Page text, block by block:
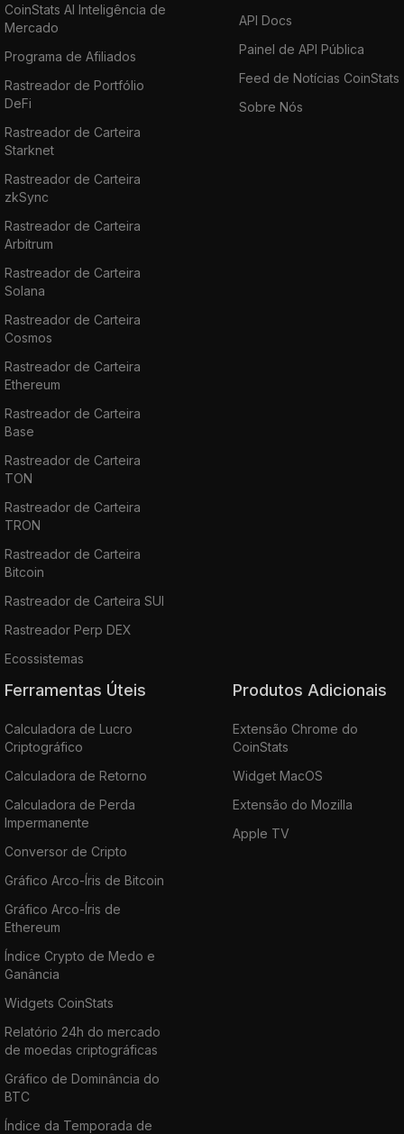
CoinStats AI Inteligência de
Mercado
Programa de Afiliados
Rastreador de Portfólio
DeFi
Rastreador de Carteira
Starknet
Rastreador de Carteira
zkSync
Rastreador de Carteira
Arbitrum
Rastreador de Carteira
Solana
Rastreador de Carteira
Cosmos
Rastreador de Carteira
Ethereum
Rastreador de Carteira
Base
Rastreador de Carteira
TON
Rastreador de Carteira
TRON
Rastreador de Carteira
Bitcoin
Rastreador de Carteira SUI
Rastreador Perp DEX
Ecossistemas
API Docs
Painel de API Pública
Feed de Notícias CoinStats
Sobre Nós
Ferramentas Úteis
Calculadora de Lucro
Criptográfico
Calculadora de Retorno
Calculadora de Perda
Impermanente
Conversor de Cripto
Gráfico Arco-Íris de Bitcoin
Gráfico Arco-Íris de
Ethereum
Índice Crypto de Medo e
Ganância
Widgets CoinStats
Relatório 24h do mercado
de moedas criptográficas
Gráfico de Dominância do
BTC
Índice da Temporada de
Produtos Adicionais
Extensão Chrome do
CoinStats
Widget MacOS
Extensão do Mozilla
Apple TV